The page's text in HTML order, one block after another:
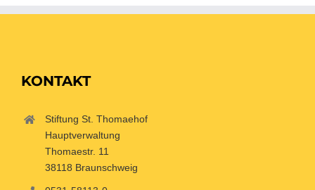
KONTAKT
Stiftung St. Thomaehof
Hauptverwaltung
Thomaestr. 11
38118 Braunschweig